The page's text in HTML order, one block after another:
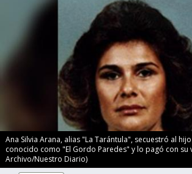
Ana Silvia Arana, alias "La Tarántula", secuestró al
conocido como "El Gordo Paredes" y lo pagó con su
Archivo/Nuestro Diario)